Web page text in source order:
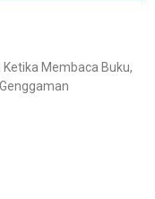
Membaca Buku,